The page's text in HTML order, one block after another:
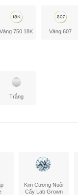
Vàng 750 18K Vàng 607
Trắng
Kim Cương Nuôi
Cấy Lab Grown